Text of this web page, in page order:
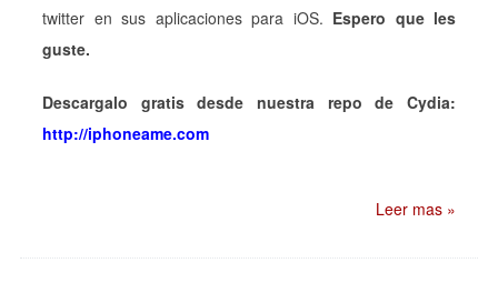
twitter en sus aplicaciones para iOS. Espero que les
guste.
Descargalo gratis desde nuestra repo de Cydia:
http://iphoneame.com
Leer mas »